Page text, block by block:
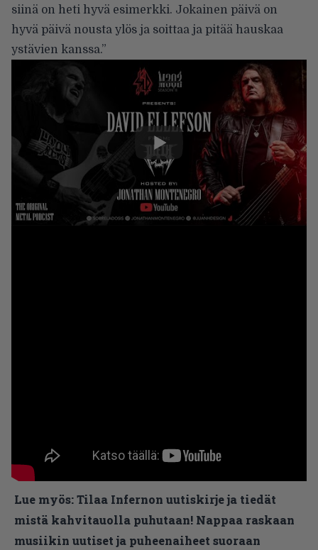
siinä on heti hyvä esimerkki. Jokainen päivä on
hyvä päivä nousta ylös ja soittaa ja pitää hauskaa
ystävien kanssa.”
Lue myös:Tilaa Infernon uutiskirje ja tiedät
mistä kahvitauolla puhutaan! Nappaa raskaan
musiikin uutiset ja puheenaiheet suoraan